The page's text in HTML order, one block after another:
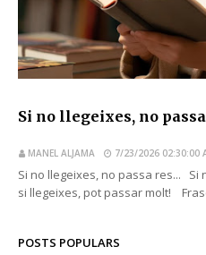
Si no llegeixes, no passa
MANEL ALJAMA 7/23/2026 02:30:00
Si no llegeixes, no passa res... Si
si llegeixes, pot passar molt!
POSTS POPULARS